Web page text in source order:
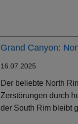
Grand Canyon:
16.07.2025
Der beliebte North
Zerstörungen durch
der South Rim bleibt